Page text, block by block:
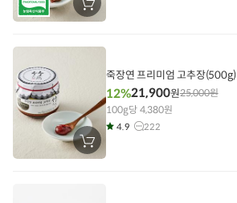
장
바
에
장
바
죽장연 프리미엄 고추장(500g)
12%21,900원25,000원
100g당 4,380원
4.9 222